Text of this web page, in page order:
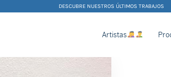
DESCUBRE NUESTROS ÚLTIMOS TRABAJOS
Artistas